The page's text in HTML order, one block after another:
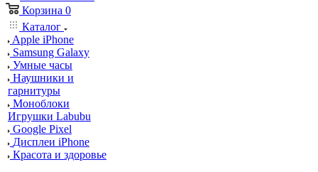
Корзина 0
Каталог
Apple iPhone
Samsung Galaxy
Умные часы
Наушники и
гарнитуры
Моноблоки
Игрушки Labubu
Google Pixel
Дисплеи iPhone
Красота и здоровье